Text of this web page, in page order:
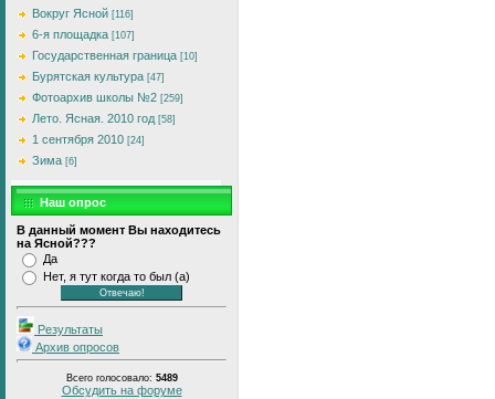
Вокруг Ясной [116]
6-я площадка [107]
Государственная граница [10]
Бурятская культура [47]
Фотоархив школы №2 [259]
Лето. Ясная. 2010 год [58]
1 сентября 2010 [24]
Зима [6]
Наш опрос
В данный момент Вы находитесь
на Ясной???
Да
Нет, я тут когда то был (а)
Результаты
Архив опросов
Всего голосовало: 5489
Обсудить на форуме